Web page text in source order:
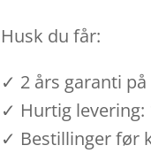
Husk du får:
✓ 2 års garanti
✓ Hurtig levering:
✓ Bestillinger før